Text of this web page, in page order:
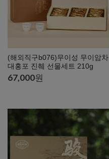
(해외직구b076)무이성 무이암차
대홍포 진췌 선물세트 210g
67,000원